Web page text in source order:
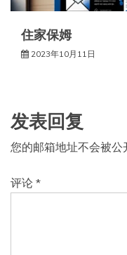
住家保姆
2023年10月11日
发表回复
您的邮箱地址不会被公
评论 *